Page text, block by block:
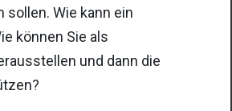
Wie kann ein
können Sie als
und dann die